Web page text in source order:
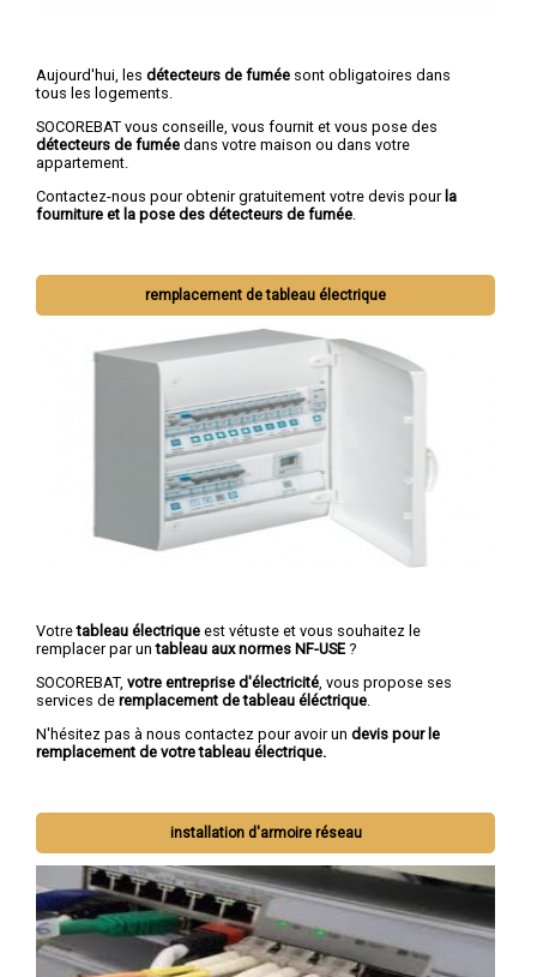
Aujourd'hui, les détecteurs de fumée sont obligatoires dans
tous les logements.
SOCOREBAT vous conseille, vous fournit et vous pose des
détecteurs de fumée dans votre maison ou dans votre
appartement.
Contactez-nous pour obtenir gratuitement votre devis pour la
fourniture et la pose des détecteurs de fumée
remplacement de tableau électrique
Votretableau électrique est vétuste et vous souhaitez le
remplacer par untableau aux normes NF-USE ?
SOCOREBAT, votre entreprise d'électricité, vous propose ses
services de remplacement de tableau éléctrique.
N'hésitez pas à nous contactez pour avoir un devis pour le
remplacement de votre tableau électrique.
installation d'armoire réseau